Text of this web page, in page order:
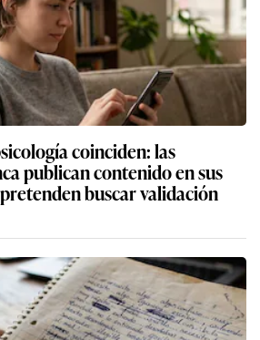
coinciden: las
publican contenido en sus
buscar validación